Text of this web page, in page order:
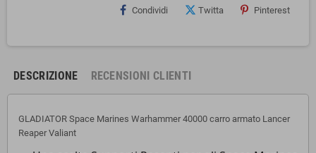
Condividi Twitta Pinterest
DESCRIZIONE RECENSIONI CLIENTI
GLADIATOR Space Marines Warhammer 40000 carro armato Lancer
Reaper Valiant